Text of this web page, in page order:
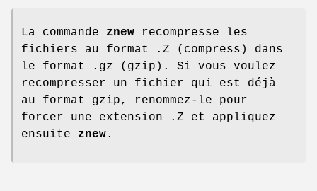
La commande znew recompresse les
fichiers au format .Z (compress) dans
le format .gz (gzip). Si vous voulez
recompresser un fichier qui est déjà
au format gzip, renommez-le pour
forcer une extension .Z et appliquez
ensuite znew.